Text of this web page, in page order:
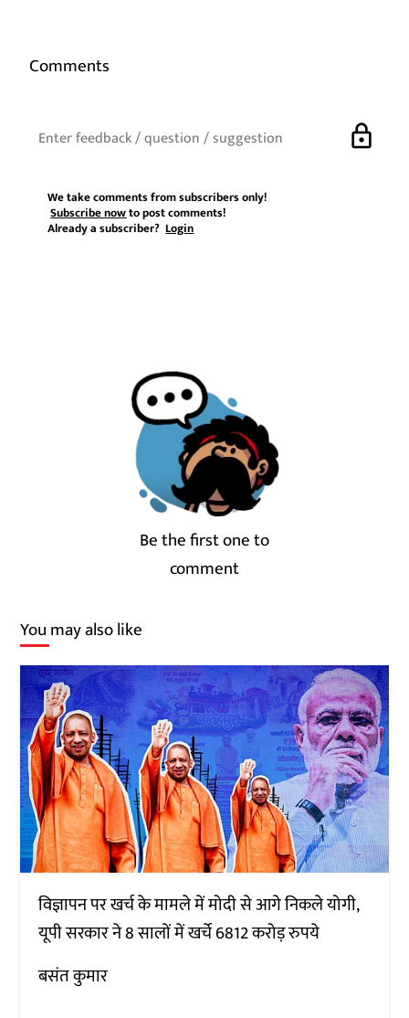
Comments
lock
We take comments from subscribers only!
Subscribe nowto post comments!
Already a subscriber?Login
Be the first one to
comment
You may also like
विज्ञापन पर खर्च के मामले में मोदी से आगे निकले योगी,
यूपी सरकार ने 8 सालों में खर्चे 6812 करोड़ रुपये
बसंत कुमार